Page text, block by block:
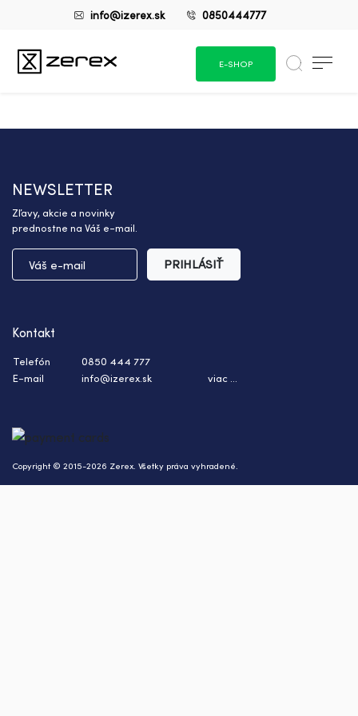
info@izerex.sk 0850444777
E-SHOP
NEWSLETTER
Zľavy, akcie a novinky
prednostne na Váš e-mail.
PRIHLÁSIŤ
Copyright © 2015-2026 Zerex. Všetky práva vyhradené.
Kontakt
Telefón
0850 444 777
E-mail
info@izerex.sk viac ...